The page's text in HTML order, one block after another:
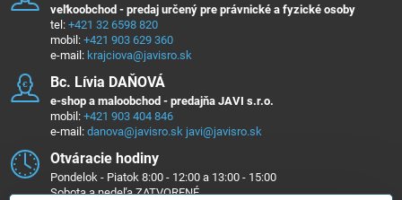
veľkoobchod - predaj určený pre právnické a fyzické osoby
tel: +421 32 6598 820
mobil: +421 903 629 360
e-mail: krajciova@javisro.sk
Bc​. Lívia DAŇOVÁ
e-shop a maloobchod - predajňa JAVI s.r.o.
mobil: +421 903 404 846
e-mail: danova@javisro.sk javi@javisro.sk
Otváracie hodiny
Pondelok - Piatok 8:00 - 12:00 a 13:00 - 15:00
Sobota a nedeľa ZATVORENÉ